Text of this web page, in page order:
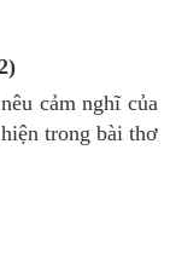
cảm nghĩ của
trong bài thơ